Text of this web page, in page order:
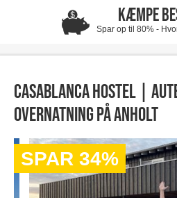
KÆMPE
Spar op til 80% -
Casablanca Hostel |
overnatning på Anholt
SPAR 34%